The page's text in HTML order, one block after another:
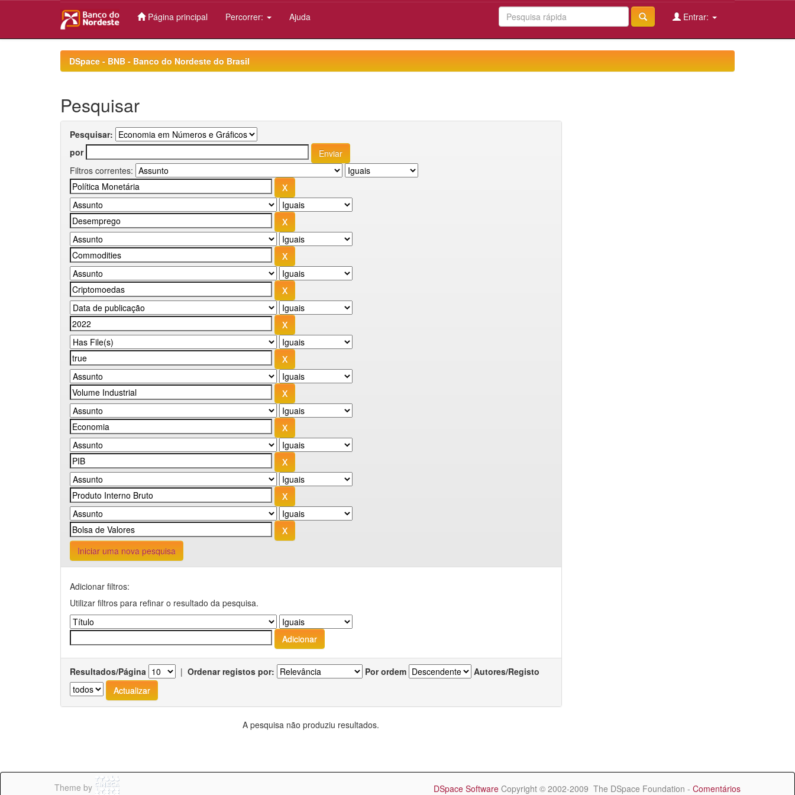
Página principal Percorrer: Ajuda Entrar:
DSpace - BNB - Banco do Nordeste do Brasil
Pesquisar
Pesquisar:
por
Filtros correntes:
Iniciar uma nova pesquisa
Adicionar filtros:
Utilizar filtros para refinar o resultado da pesquisa.
Resultados/Página | Ordenar registos por: Por ordem Autores/Registo
A pesquisa não produziu resultados.
Theme by DSpace Software Copyright © 2002-2009 The DSpace Foundation - Comentários